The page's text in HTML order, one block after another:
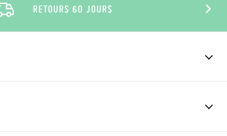
RETOURS 60 JOURS